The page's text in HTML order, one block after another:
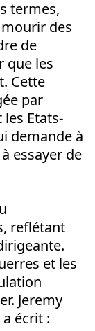
termes,
des
de
que les
Cette
par
les Etats-
demande à
essayer de
reflétant
et les
Jeremy
a écrit :